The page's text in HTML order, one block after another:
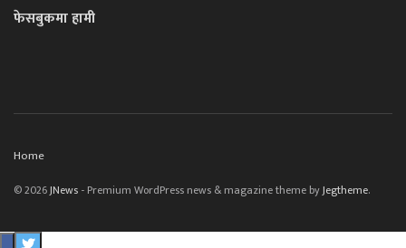
फेसबुकमा हामी
Home
© 2026JNews - Premium WordPress news & magazine theme byJegtheme.